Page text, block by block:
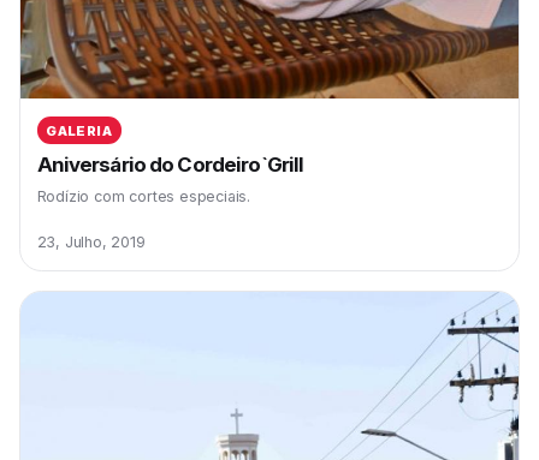
GALERIA
Aniversário do Cordeiro`Grill
Rodízio com cortes especiais.
23, Julho, 2019